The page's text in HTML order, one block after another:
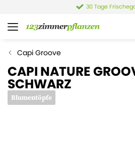
30 Tage
Capi Groove
CAPI NATURE
SCHWARZ
Blumentöpfe